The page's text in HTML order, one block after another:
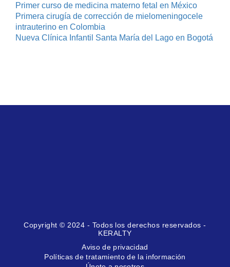
Primer curso de medicina materno fetal en México
Primera cirugía de corrección de mielomeningocele
intrauterino en Colombia
Nueva Clínica Infantil Santa María del Lago en Bogotá
Copyright © 2024 - Todos los derechos reservados -
KERALTY
Aviso de privacidad
Políticas de tratamiento de la información